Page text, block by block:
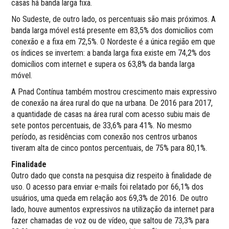
casas há banda larga fixa.
No Sudeste, de outro lado, os percentuais são mais próximos. A
banda larga móvel está presente em 83,5% dos domicílios com
conexão e a fixa em 72,5%. O Nordeste é a única região em que
os índices se invertem: a banda larga fixa existe em 74,2% dos
domicílios com internet e supera os 63,8% da banda larga
móvel.
A Pnad Contínua também mostrou crescimento mais expressivo
de conexão na área rural do que na urbana. De 2016 para 2017,
a quantidade de casas na área rural com acesso subiu mais de
sete pontos percentuais, de 33,6% para 41%. No mesmo
período, as residências com conexão nos centros urbanos
tiveram alta de cinco pontos percentuais, de 75% para 80,1%.
Finalidade
Outro dado que consta na pesquisa diz respeito à finalidade de
uso. O acesso para enviar e-mails foi relatado por 66,1% dos
usuários, uma queda em relação aos 69,3% de 2016. De outro
lado, houve aumentos expressivos na utilização da internet para
fazer chamadas de voz ou de vídeo, que saltou de 73,3% para